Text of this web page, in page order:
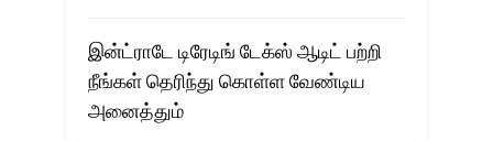
இன்ட்ராடே டிரேடிங் டேக்ஸ் ஆடிட் பற்றி
நீங்கள் தெரிந்து கொள்ள வேண்டிய
அனைத்தும்